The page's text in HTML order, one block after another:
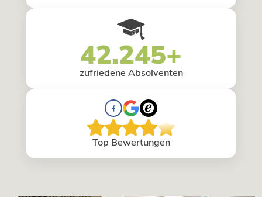
42.245+
zufriedene Absolventen
Top Bewertungen